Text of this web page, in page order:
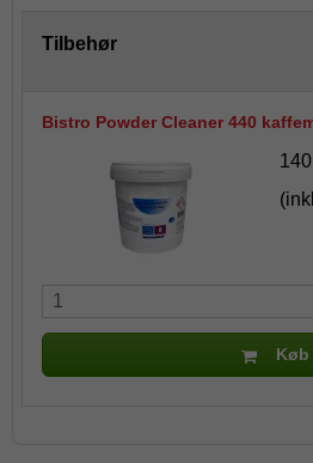
Tilbehør
Bistro Powder Cleaner 440
Køb